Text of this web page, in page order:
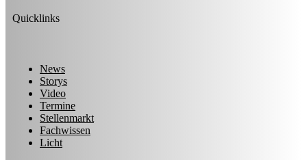
Quicklinks
News
Storys
Video
Termine
Stellenmarkt
Fachwissen
Licht